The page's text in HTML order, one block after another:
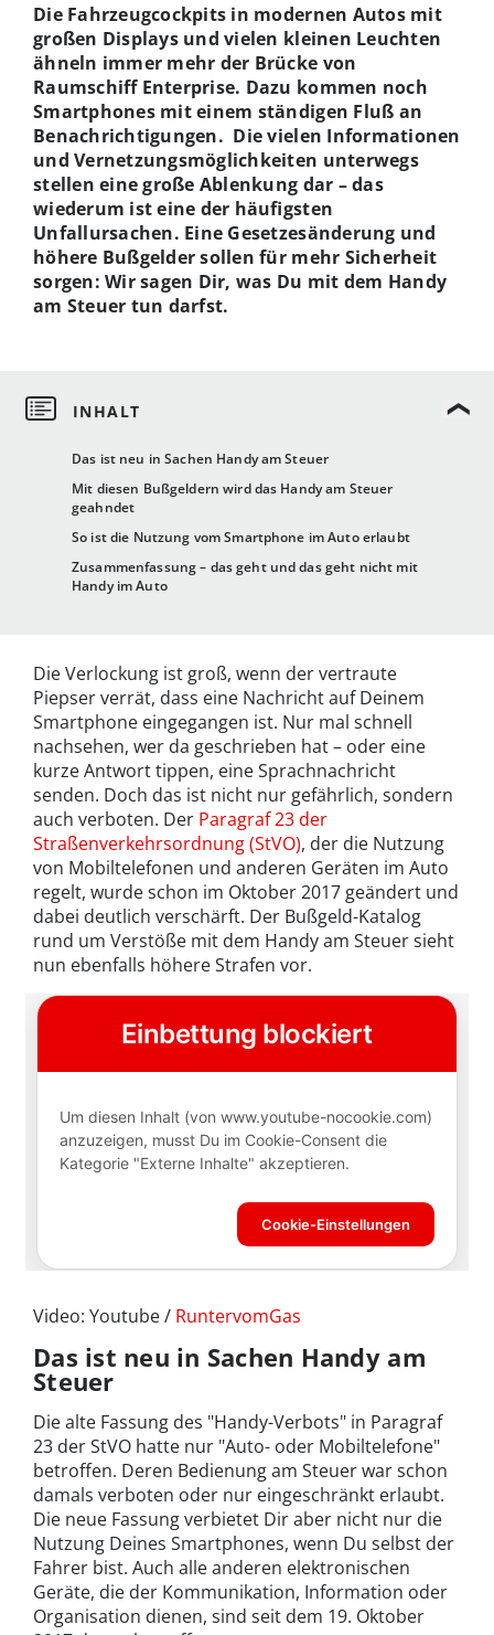
Das ist neu in Sachen Handy am Steuer
Mit diesen Bußgeldern wird das Handy am Steuer
geahndet
So ist die Nutzung vom Smartphone im Auto erlaubt
Zusammenfassung – das geht und das geht nicht mit
Handy im Auto
Die Fahrzeugcockpits in modernen Autos mit
großen Displays und vielen kleinen Leuchten
ähneln immer mehr der Brücke von
Raumschiff Enterprise. Dazu kommen noch
Smartphones mit einem ständigen Fluß an
Benachrichtigungen. Die vielen Informationen
und Vernetzungsmöglichkeiten unterwegs
stellen eine große Ablenkung dar – das
wiederum ist eine der häufigsten
Unfallursachen. Eine Gesetzesänderung und
höhere Bußgelder sollen für mehr Sicherheit
sorgen: Wir sagen Dir, was Du mit dem Handy
am Steuer tun darfst.
Die Verlockung ist groß, wenn der vertraute
Piepser verrät, dass eine Nachricht auf Deinem
Smartphone eingegangen ist. Nur mal schnell
nachsehen, wer da geschrieben hat – oder eine
kurze Antwort tippen, eine Sprachnachricht
senden. Doch das ist nicht nur gefährlich, sondern
auch verboten. Der Paragraf 23 der
Straßenverkehrsordnung (StVO), der die Nutzung
von Mobiltelefonen und anderen Geräten im Auto
regelt, wurde schon im Oktober 2017 geändert und
dabei deutlich verschärft. Der Bußgeld-Katalog
rund um Verstöße mit dem Handy am Steuer sieht
nun ebenfalls höhere Strafen vor.
Video: Youtube / RuntervomGas
Das ist neu in Sachen Handy am
Steuer
Die alte Fassung des "Handy-Verbots" in Paragraf
23 der StVO hatte nur "Auto- oder Mobiltelefone"
betroffen. Deren Bedienung am Steuer war schon
damals verboten oder nur eingeschränkt erlaubt.
Die neue Fassung verbietet Dir aber nicht nur die
Nutzung Deines Smartphones, wenn Du selbst der
Fahrer bist. Auch alle anderen elektronischen
Geräte, die der Kommunikation, Information oder
Organisation dienen, sind seit dem 19. Oktober